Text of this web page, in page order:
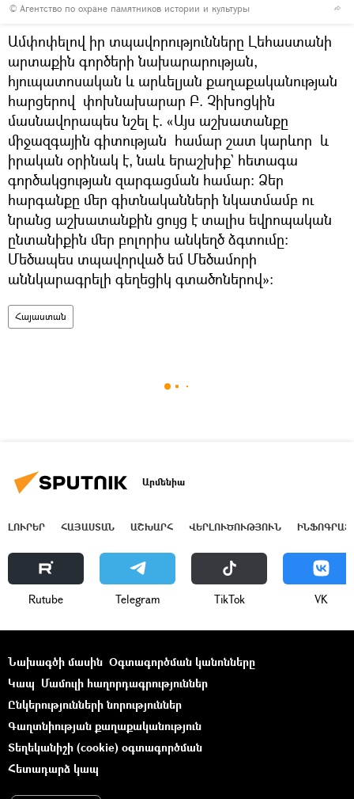
© Агентство по охране памятников истории и культуры
Ամփոփելով իր տպավորությունները Լեհաստանի
արտաքին գործերի նախարարության,
հյուպատոսական և արևելյան քաղաքականության
հարցերով փոխնախարար Բ. Չիխոցկին
մասնավորապես նշել է. «Այս աշխատանքը
միջազգային գիտության համար շատ կարևոր և
իրական օրինակ է, նաև երաշխիք` հետագա
գործակցության զարգացման համար: Ձեր
հարգանքը մեր գիտնականների նկատմամբ ու
նրանց աշխատանքին ցույց է տալիս եվրոպական
ընտանիքին մեր բոլորիս անկեղծ ձգտումը:
Մեծապես տպավորված եմ Մեծամորի
աննկարագրելի գեղեցիկ գտածոներով»:
Հայաստան
Արմենիա
ԼՈՒՐԵՐ ՀԱՅԱՍՏԱՆ ԱՇԽԱՐՀ ՎԵՐԼՈՒԾՈՒԹՅՈՒՆ
Rutube Telegram ТikТоk VK
Նախագծի մասին Օգտագործման կանոնները
Կապ Մամուլի հաղորդագրություններ
Ընկերությունների նորություններ
Գաղտնիության քաղաքականություն
Տեղեկանիշի (cookie) օգտագործման
Հետադարձ կապ